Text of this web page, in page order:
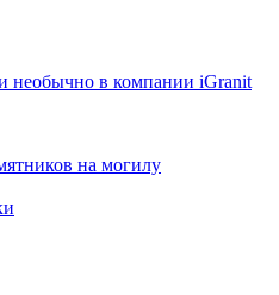
необычно в компании iGranit
на могилу